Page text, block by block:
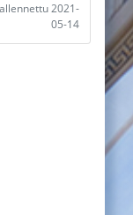
2021-
05-14